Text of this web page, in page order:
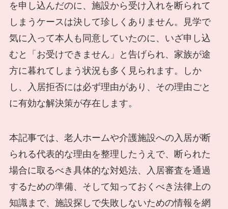
を申し込んだのに、施設から受け入れを断られて
しまうケースは決して珍しくありません。見学で
気に入って本人も同意していたのに、いざ申し込
むと「お受けできません」と告げられ、家族が途
方に暮れてしまう状況も多く見られます。しか
し、入居拒否には必ず理由があり、その理由ごと
に有効な解決策が存在します。
本記事では、老人ホームや介護施設への入居が断
られる代表的な理由を整理したうえで、断られた
場合に取るべき具体的な対処法、入居審査を通過
するための準備、そして知っておくべき法律上の
知識まで、施設探しで失敗しないための情報を網